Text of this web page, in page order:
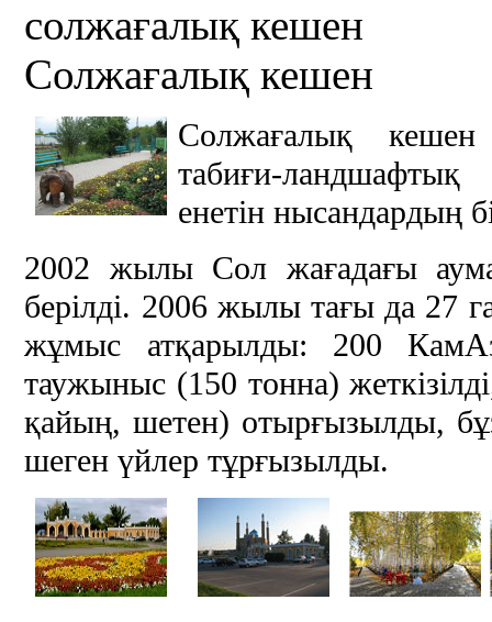
солжағалық кешен
Солжағалық кешен
Солжағалық кешен
табиғи-
енетін нысандардың
2002 жылы Сол жағадағы
берілді. 2006 жылы тағы да 27
жұмыс атқарылды: 200
таужыныс (150 тонна)
қайың, шетен) отырғызылды,
шеген үйлер тұрғызылды.